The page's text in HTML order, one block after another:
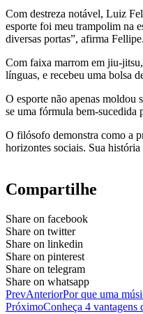
Com destreza notável, Luiz
esporte foi meu trampolim na
diversas portas”, afirma Fellipe.
Com faixa marrom em jiu-
línguas, e recebeu uma bolsa
O esporte não apenas moldou
se uma fórmula bem-sucedida
O filósofo demonstra como a
horizontes sociais. Sua
Compartilhe
Share on facebook
Share on twitter
Share on linkedin
Share on pinterest
Share on telegram
Share on whatsapp
PrevAnteriorPor que uma
PróximoConheça 4 vantagens